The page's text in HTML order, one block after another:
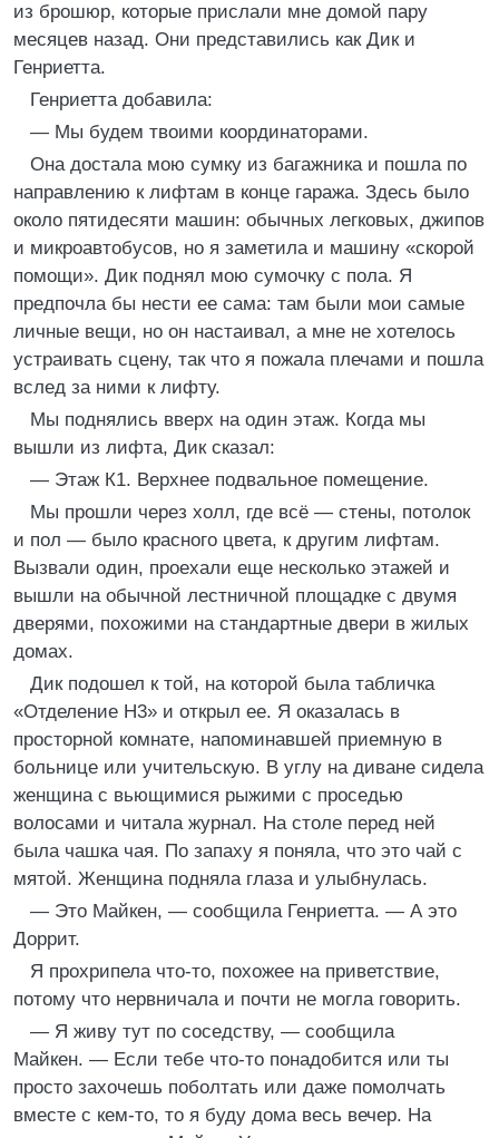
из брошюр, которые прислали мне домой пару
месяцев назад. Они представились как Дик и
Генриетта.
Генриетта добавила:
— Мы будем твоими координаторами.
Она достала мою сумку из багажника и пошла по
направлению к лифтам в конце гаража. Здесь было
около пятидесяти машин: обычных легковых, джипов
и микроавтобусов, но я заметила и машину «скорой
помощи». Дик поднял мою сумочку с пола. Я
предпочла бы нести ее сама: там были мои самые
личные вещи, но он настаивал, а мне не хотелось
устраивать сцену, так что я пожала плечами и пошла
вслед за ними к лифту.
Мы поднялись вверх на один этаж. Когда мы
вышли из лифта, Дик сказал:
— Этаж К1. Верхнее подвальное помещение.
Мы прошли через холл, где всё — стены, потолок
и пол — было красного цвета, к другим лифтам.
Вызвали один, проехали еще несколько этажей и
вышли на обычной лестничной площадке с двумя
дверями, похожими на стандартные двери в жилых
домах.
Дик подошел к той, на которой была табличка
«Отделение Н3» и открыл ее. Я оказалась в
просторной комнате, напоминавшей приемную в
больнице или учительскую. В углу на диване сидела
женщина с вьющимися рыжими с проседью
волосами и читала журнал. На столе перед ней
была чашка чая. По запаху я поняла, что это чай с
мятой. Женщина подняла глаза и улыбнулась.
— Это Майкен, — сообщила Генриетта. — А это
Доррит.
Я прохрипела что-то, похожее на приветствие,
потому что нервничала и почти не могла говорить.
— Я живу тут по соседству, — сообщила
Майкен. — Если тебе что-то понадобится или ты
просто захочешь поболтать или даже помолчать
вместе с кем-то, то я буду дома весь вечер. На